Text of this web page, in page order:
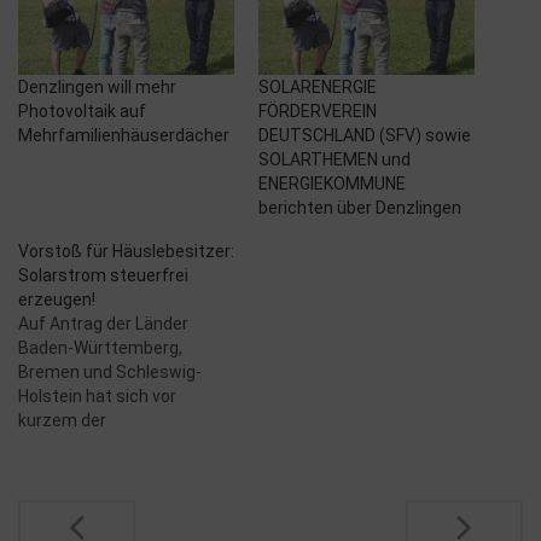
Denzlingen will mehr
Photovoltaik auf
Mehrfamilienhäuserdächer
SOLARENERGIE
FÖRDERVEREIN
DEUTSCHLAND (SFV) sowie
SOLARTHEMEN und
ENERGIEKOMMUNE
berichten über Denzlingen
Vorstoß für Häuslebesitzer:
Solarstrom steuerfrei
erzeugen!
Auf Antrag der Länder
Baden-Württemberg,
Bremen und Schleswig-
Holstein hat sich vor
kurzem der
Einnahmen aus dem
Post